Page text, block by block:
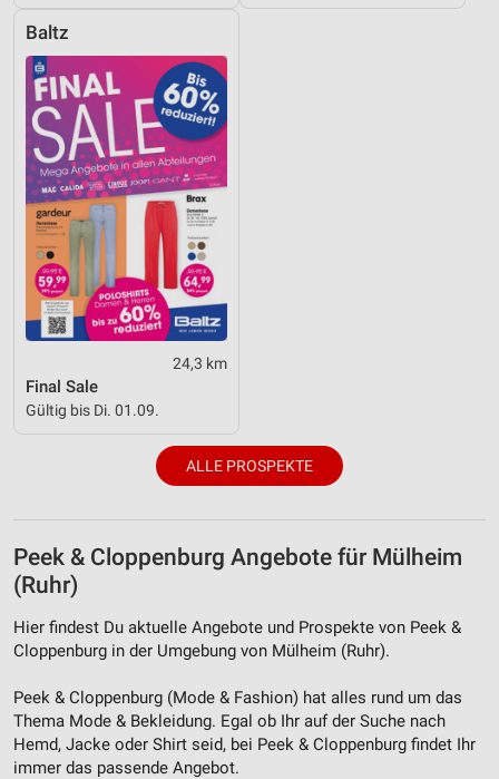
Baltz
24,3 km
Final Sale
Gültig bis Di. 01.09.
ALLE PROSPEKTE
Peek & Cloppenburg Angebote für Mülheim
(Ruhr)
Hier findest Du aktuelle Angebote und Prospekte von Peek &
Cloppenburg in der Umgebung von Mülheim (Ruhr).
Peek & Cloppenburg (Mode & Fashion) hat alles rund um das
Thema Mode & Bekleidung. Egal ob Ihr auf der Suche nach
Hemd, Jacke oder Shirt seid, bei Peek & Cloppenburg findet Ihr
immer das passende Angebot.